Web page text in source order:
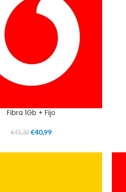
Fibra 1Gb + Fijo
€41,30 €40,99